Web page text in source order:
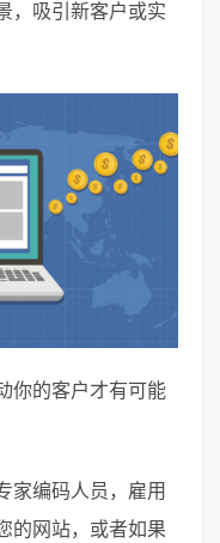
，吸引新客户或实
你的客户才有可能
家编码人员，雇用
的网站，或者如果